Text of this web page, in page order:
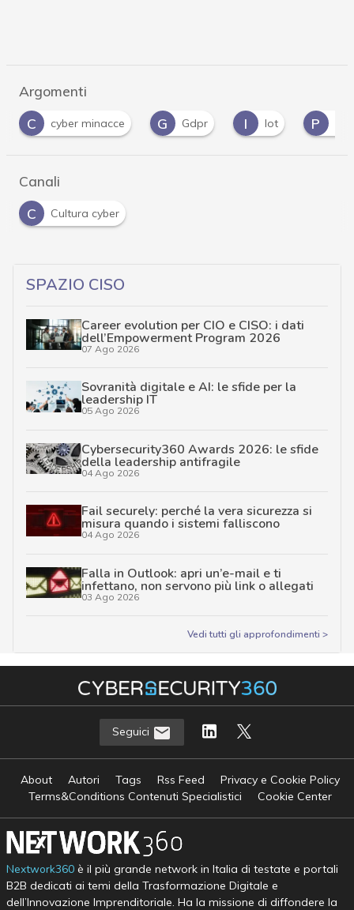
Argomenti
cyber minacce Gdpr Iot Privacy
Canali
C
Cultura cyber
SPAZIO CISO
Career evolution per CIO e CISO: i dati
dell’Empowerment Program 2026
07 Ago 2026
Sovranità digitale e AI: le sfide per la
leadership IT
05 Ago 2026
Cybersecurity360 Awards 2026: le sfide
della leadership antifragile
04 Ago 2026
Fail securely: perché la vera sicurezza si
misura quando i sistemi falliscono
04 Ago 2026
Falla in Outlook: apri un’e-mail e ti
infettano, non servono più link o allegati
03 Ago 2026
Vedi tutti gli approfondimenti >
Seguici
About Autori Tags Rss Feed
Privacy e Cookie Policy
Terms&Conditions Contenuti Specialistici
Cookie Center
Nextwork360è il più grande network in Italia di testate e portali
B2B dedicati ai temi della Trasformazione Digitale e
dell’Innovazione Imprenditoriale. Ha la missione di diffondere la